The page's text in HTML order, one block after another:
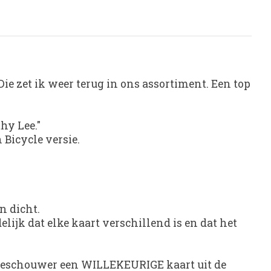
zet ik weer terug in ons assortiment. Een top
Lee."
Bicycle versie.
dicht.
dat elke kaart verschillend is en dat het
een WILLEKEURIGE kaart uit de